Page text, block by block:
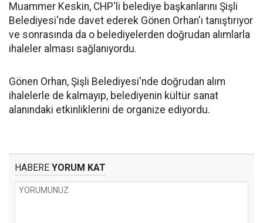
Muammer Keskin, CHP'li belediye başkanlarını Şişli
Belediyesi'nde davet ederek Gönen Orhan'ı tanıştırıyor
ve sonrasında da o belediyelerden doğrudan alımlarla
ihaleler alması sağlanıyordu.
Gönen Orhan, Şişli Belediyesi'nde doğrudan alım
ihalelerle de kalmayıp, belediyenin kültür sanat
alanındaki etkinliklerini de organize ediyordu.
HABERE YORUM KAT